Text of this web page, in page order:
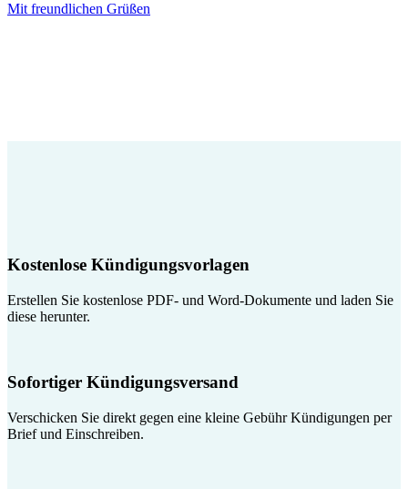
Mit freundlichen Grüßen
Kostenlose Kündigungsvorlagen
Erstellen Sie kostenlose PDF- und Word-Dokumente und laden Sie
diese herunter.
Sofortiger Kündigungsversand
Verschicken Sie direkt gegen eine kleine Gebühr Kündigungen per
Brief und Einschreiben.